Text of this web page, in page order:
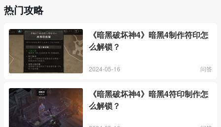
热门攻略
《暗黑破坏神4》暗黑4制作符印怎
么解锁？
2024-05-16 问答
《暗黑破坏神4》暗黑4符印制作怎
么解锁？